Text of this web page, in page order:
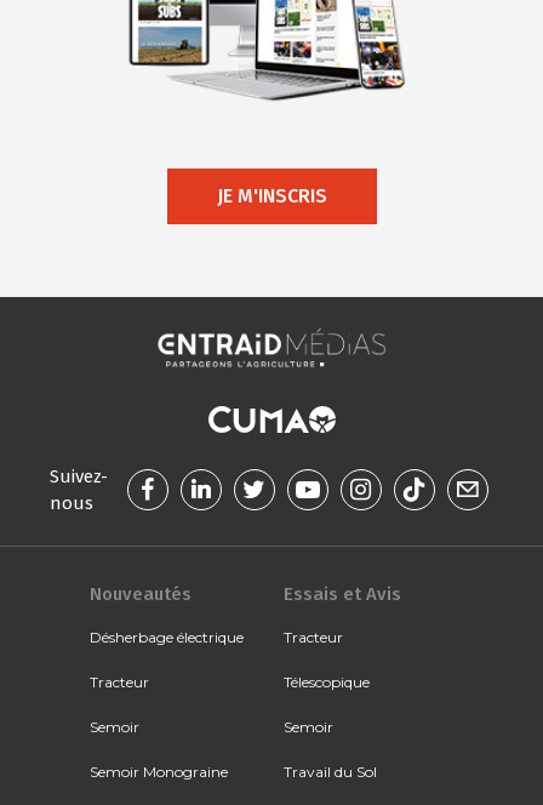
JE M'INSCRIS
Suivez-
nous
Nouveautés
Désherbage électrique
Tracteur
Semoir
Semoir Monograine
Essais et Avis
Tracteur
Télescopique
Semoir
Travail du Sol